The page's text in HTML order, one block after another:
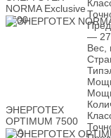
NORMA Exclusive
7500
—
Вес,
ЭНЕРГОТЕХ
OPTIMUM 7500
(LV)
Тип